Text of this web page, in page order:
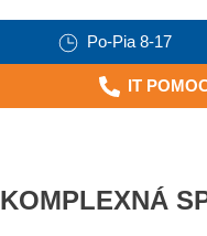
Po-Pia 8-17
IT
KOMPLEXNÁ